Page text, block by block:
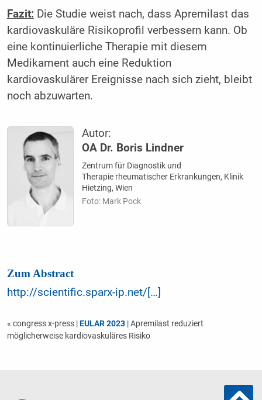
Fazit:Die Studie weist nach, dass Apremilast das
kardiovaskuläre Risikoprofil verbessern kann. Ob
eine kontinuierliche Therapie mit diesem
Medikament auch eine Reduktion
kardiovaskulärer Ereignisse nach sich zieht, bleibt
noch abzuwarten.
Autor:
OA Dr. Boris Lindner
Zentrum für Diagnostik und
Therapie rheumatischer Erkrankungen, Klinik
Hietzing, Wien
Foto: Mark Pock
Zum Abstract
http://scientific.sparx-ip.net/[…]
« congress x-press |EULAR 2023| Apremilast reduziert
möglicherweise kardiovaskuläres Risiko